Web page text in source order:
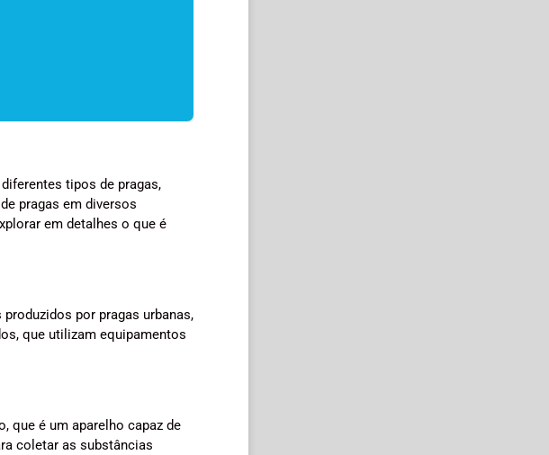
tipos de pragas,
pragas em diversos
em detalhes o que é
por pragas urbanas,
que utilizam equipamentos
que é um aparelho capaz de
coletar as substâncias